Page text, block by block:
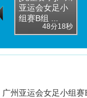
亚运会女足小
组赛B组 ...
48分18秒
广州亚运会女足小组